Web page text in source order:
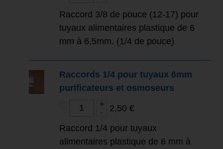
Raccord 3/8 de pouce (12-17) pour
tuyaux alimentaires plastique de 6
mm à 6,5mm. (1/4 de pouce)
Raccords 1/4 pour tuyaux 6mm
purificateurs et osmoseurs
2,50 €
Raccord 1/4 pour tuyaux
alimentaires plastique de 6 mm à